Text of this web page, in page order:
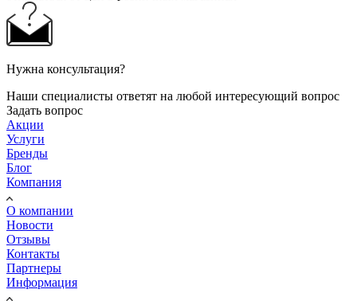
Нужна консультация?
Наши специалисты ответят на любой интересующий вопрос
Задать вопрос
Акции
Услуги
Бренды
Блог
Компания
О компании
Новости
Отзывы
Контакты
Партнеры
Информация